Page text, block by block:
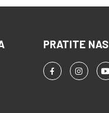
PRATITE NAS